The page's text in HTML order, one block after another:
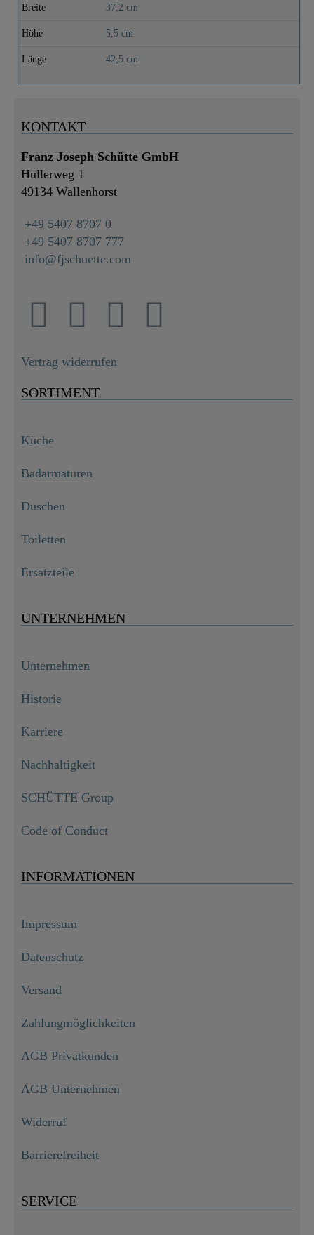
Breite 37,2 cm
Höhe 5,5 cm
Länge 42,5 cm
KONTAKT
Franz Joseph Schütte GmbH
Hullerweg 1
49134 Wallenhorst
+49 5407 8707 0
+49 5407 8707 777
info@fjschuette.com
Vertrag widerrufen
SORTIMENT
Küche
Badarmaturen
Duschen
Toiletten
Ersatzteile
UNTERNEHMEN
Unternehmen
Historie
Karriere
Nachhaltigkeit
SCHÜTTE Group
Code of Conduct
INFORMATIONEN
Impressum
Datenschutz
Versand
Zahlungmöglichkeiten
AGB Privatkunden
AGB Unternehmen
Widerruf
Barrierefreiheit
SERVICE